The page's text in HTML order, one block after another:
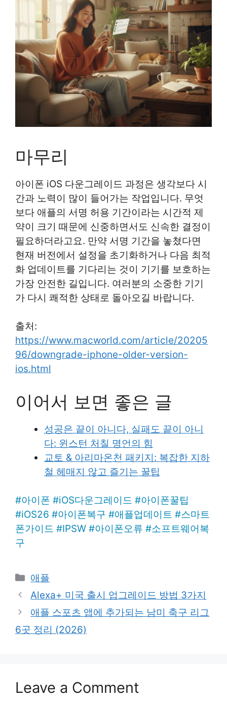
마무리
아이폰 iOS 다운그레이드 과정은 생각보다 시
간과 노력이 많이 들어가는 작업입니다. 무엇
보다 애플의 서명 허용 기간이라는 시간적 제
약이 크기 때문에 신중하면서도 신속한 결정이
필요하더라고요. 만약 서명 기간을 놓쳤다면
현재 버전에서 설정을 초기화하거나 다음 최적
화 업데이트를 기다리는 것이 기기를 보호하는
가장 안전한 길입니다. 여러분의 소중한 기기
가 다시 쾌적한 상태로 돌아오길 바랍니다.
출처:
https://www.macworld.com/article/20205
96/downgrade-iphone-older-version-
ios.html
이어서 보면 좋은 글
성공은 끝이 아니다, 실패도 끝이 아니
다: 윈스턴 처칠 명언의 힘
교토 & 아리마온천 패키지: 복잡한 지하
철 헤매지 않고 즐기는 꿀팁
#아이폰 #iOS다운그레이드 #아이폰꿀팁
#iOS26 #아이폰복구 #애플업데이트 #스마트
폰가이드 #IPSW #아이폰오류 #소프트웨어복
구
Categories
애플
Alexa+ 미국 출시 업그레이드 방법 3가지
애플 스포츠 앱에 추가되는 남미 축구 리그
6곳 정리 (2026)
Leave a Comment